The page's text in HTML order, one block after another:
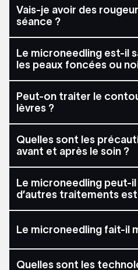
Vais-je avoir des
séance ?
Le microneedling est-il
les peaux foncées ou
Peut-on traiter le
lèvres ?
Quelles sont les
avant et après le soin ?
Le microneedling peut-
d’autres traitements
Le microneedling fait-il
Quelles sont les